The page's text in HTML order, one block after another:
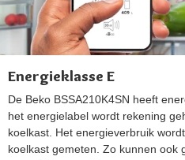
Energieklasse E
De Beko BSSA210K4SN heeft
het energielabel wordt rekening
koelkast. Het energieverbruik
koelkast gemeten. Zo kunnen ook